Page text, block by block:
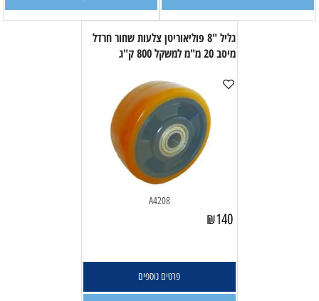
גליל "8 פוליאוריטן צלעות שחור חרדל
מיסב 20 מ"מ למשקל 800 ק"ג
A4208
₪140
פרטים נוספים